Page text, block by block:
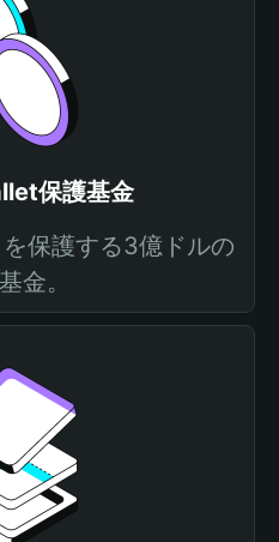
保護基金
保護する3億ドルの
金。